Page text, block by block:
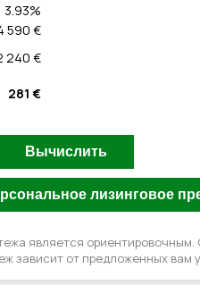
3.93%
590 €
240 €
281 €
является
зависит от предложенных вам